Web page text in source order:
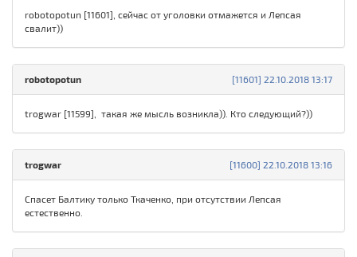
robotopotun [11601], сейчас от уголовки отмажется и Лепсая
свалит))
[11601] 22.10.2018 13:17
robotopotun
trogwar [11599], такая же мысль возникла)). Кто следующий?))
[11600] 22.10.2018 13:16
trogwar
Спасет Балтику только Ткаченко, при отсутствии Лепсая
естественно.